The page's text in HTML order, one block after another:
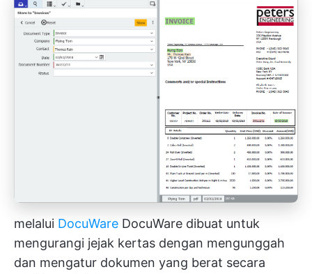
melalui DocuWare DocuWare dibuat untuk
mengurangi jejak kertas dengan mengunggah
dan mengatur dokumen yang berat secara